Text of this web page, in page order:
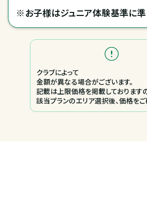
※お子様はジュニア体験基準に準
クラブによって
金額が異なる場合がございます。
記載は上限価格を掲載しております
該当プランのエリア選択後、価格をご